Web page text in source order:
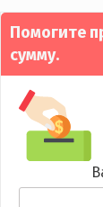
Помогите
сумму.